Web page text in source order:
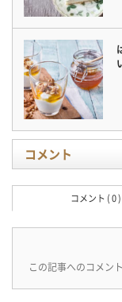
コメント
コメント ( 0 )
この記事へのコメン